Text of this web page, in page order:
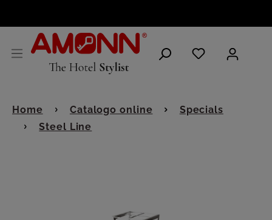
Home Catalogo online
Specials
Steel Line